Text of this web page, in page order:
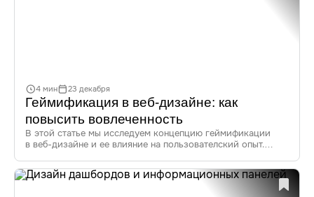
Геймификация в веб-дизайне: как
повысить вовлеченность
В этой статье мы исследуем концепцию геймификации
в веб-дизайне и ее влияние на пользователский опыт.
помогает повысить вовлеченность и удовлетворенность
пользователей.
4 мин 23 декабря